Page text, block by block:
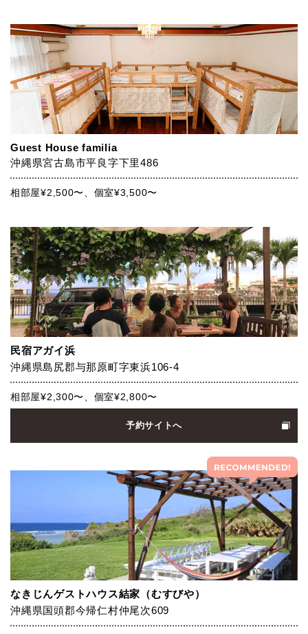
Guest House familia
沖縄県宮古島市平良字下里486
相部屋¥2,500〜、個室¥3,500〜
民宿アガイ浜
沖縄県島尻郡与那原町字東浜106-4
相部屋¥2,300〜、個室¥2,800〜
予約サイトへ
なきじんゲストハウス結家（むすびや）
沖縄県国頭郡今帰仁村仲尾次609